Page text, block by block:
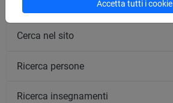
Cerca nel sito
Ricerca persone
Ricerca insegnamenti
Accetta tutti i cookie